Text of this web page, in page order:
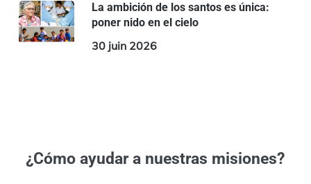
La ambición de los santos es única:
poner nido en el cielo
30 juin 2026
¿Cómo ayudar a nuestras misiones?